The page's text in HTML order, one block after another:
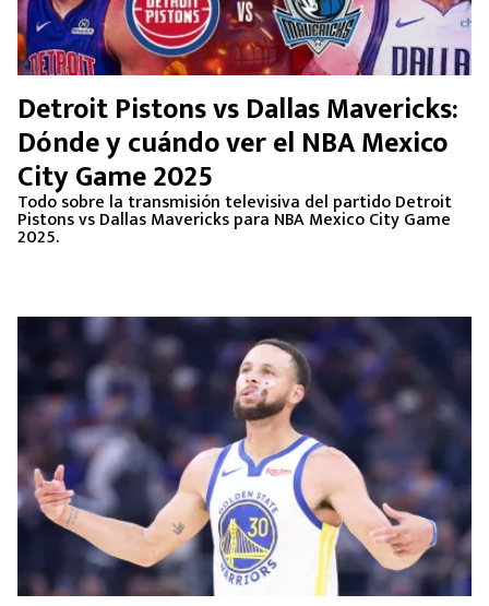
Detroit Pistons vs Dallas Mavericks:
Dónde y cuándo ver el NBA Mexico
City Game 2025
Todo sobre la transmisión televisiva del partido Detroit
Pistons vs Dallas Mavericks para NBA Mexico City Game
2025.